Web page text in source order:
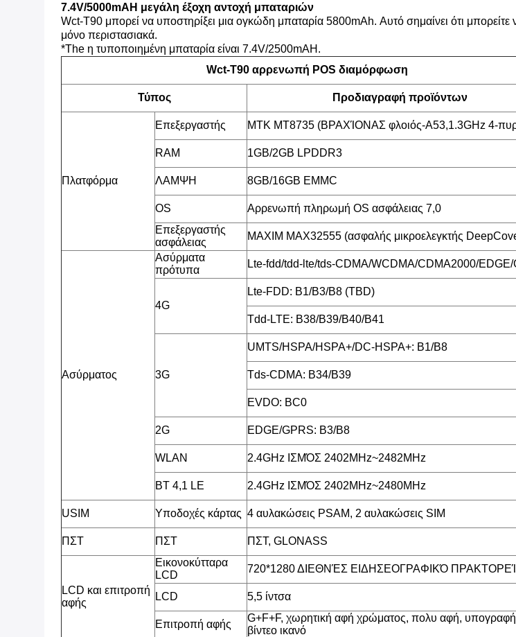
7.4V/5000mAH μεγάλη έξοχη αντοχή μπαταριών
Wct-T90 μπορεί να υποστηρίξει μια ογκώδη μπαταρία 5800mAh. Αυτό σημαίνει ότι μπορείτε
μόνο περιστασιακά.
*The η τυποποιημένη μπαταρία είναι 7.4V/2500mAH.
Wct-T90 αρρενωπή POS διαμόρφωση
Τύπος Προδιαγραφή προϊόντων
Πλατφόρμα
Επεξεργαστής MTK MT8735 (ΒΡΑΧΊΟΝΑΣ φλοιός-A53,1.3GHz 4-
RAM 1GB/2GB LPDDR3
ΛΑΜΨΗ 8GB/16GB EMMC
OS
Αρρενωπή πληρωμή OS ασφάλειας 7,0
Επεξεργαστής
ασφάλειας
MAXIM MAX32555 (ασφαλής μικροελεγκτής
Ασύρματος
Ασύρματα
πρότυπα
Lte-fdd/tdd-lte/tds-CDMA/WCDMA/CDMA2000/EDGE/
4G
Lte-FDD: B1/B3/B8 (TBD)
Tdd-LTE: B38/B39/B40/B41
3G
UMTS/HSPA/HSPA+/DC-HSPA+: B1/B8
Tds-CDMA: B34/B39
EVDO: BC0
2G EDGE/GPRS: B3/B8
WLAN 2.4GHz ΙΣΜΌΣ 2402MHz~2482MHz
BT 4,1 LE 2.4GHz ΙΣΜΌΣ 2402MHz~2480MHz
USIM Υποδοχές κάρτας 4 αυλακώσεις PSAM, 2 αυλακώσεις SIM
ΠΣΤ ΠΣΤ ΠΣΤ, GLONASS
LCD και επιτροπή
αφής
Εικονοκύτταρα
LCD
720*1280 ΔΙΕΘΝΈΣ ΕΙΔΗΣΕΟΓΡΑΦΙΚΌ
LCD 5,5 ίντσα
Επιτροπή αφής
G+F+F, χωρητική αφή χρώματος, πολυ αφή, υπογραφή
βίντεο ικανό